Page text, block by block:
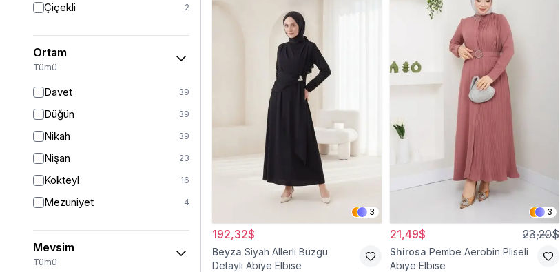
Çiçekli 2
Ortam
Tümü
Davet 39
Düğün 39
Nikah 39
Nişan 23
Kokteyl 16
Mezuniyet 4
Mevsim
Tümü
3
192,32$
Beyza Siyah Allerli Büzgü
Detaylı Abiye Elbise
3
21,49$ 23,20$
Shirosa Pembe Aerobin Pliseli
Abiye Elbise